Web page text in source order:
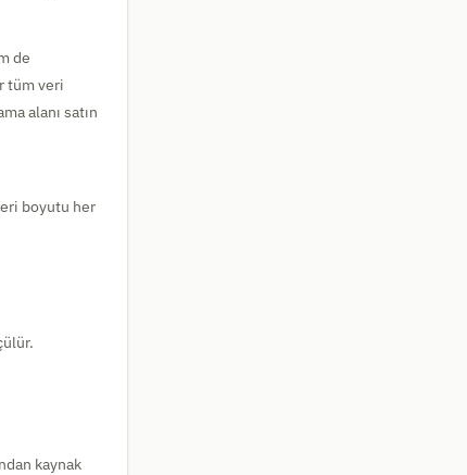
de
tüm veri
alanı satın
boyutu her
kaynak